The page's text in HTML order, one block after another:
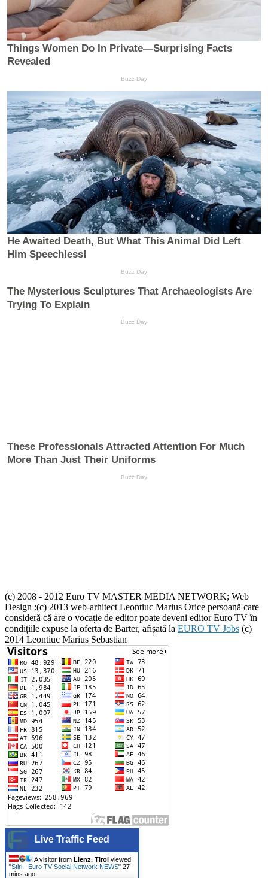
(c) 2008 - 2012 Euro TV MASTER MEDIA NETWORK; Web
Design :(c) 2013 web-arhitect Leontiuc Marius Orice persoană care
consideră că are o vocație de editor poate deveni editor Euro TV în
condițiile expuse la oferta de Barter, afișată la EURO TV Jobs (c)
2014 Leontiuc Marius Sebastian
Live Traffic Feed
A visitor from Lienz, Tirol viewed
"Stiri - Euro TV Social Network NEWS" 27
mins ago